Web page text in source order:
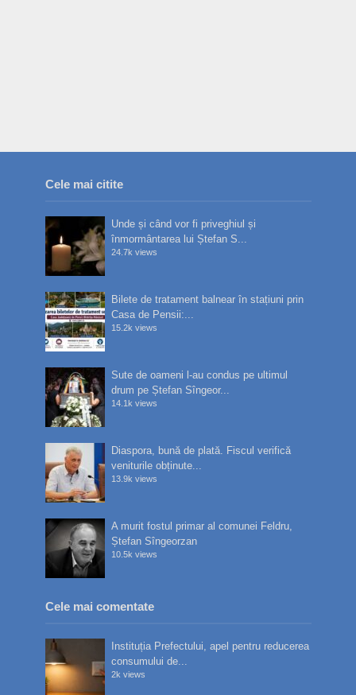
Cele mai citite
Unde și când vor fi priveghiul și
înmormântarea lui Ștefan S...
24.7k views
Bilete de tratament balnear în stațiuni prin
Casa de Pensii:...
15.2k views
Sute de oameni l-au condus pe ultimul
drum pe Ștefan Sîngeor...
14.1k views
Diaspora, bună de plată. Fiscul verifică
veniturile obținute...
13.9k views
A murit fostul primar al comunei Feldru,
Ștefan Sîngeorzan
10.5k views
Cele mai comentate
Instituția Prefectului, apel pentru reducerea
consumului de...
2k views